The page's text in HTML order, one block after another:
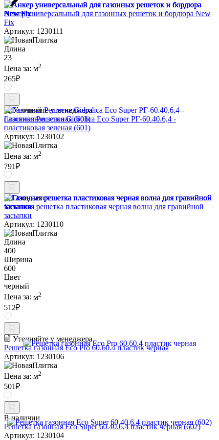
Анкер универсальный для газонных решеток и бордюра New
Fix
Артикул: 1230111
Длина
23
Цена за: м2
265₽
Уточняйте у менеджера
Газонная Решетка Gidrolica Eco Super РГ-60.40.6,4 -
пластиковая зеленая (601)
Артикул: 1230102
Цена за: м2
791₽
Ожидается
Газонная решетка пластиковая черная волна для гравийной
засыпки
Артикул: 1230110
Длина
400
Ширина
600
Цвет
черный
Цена за: м2
512₽
Уточняйте у менеджера
Решетка газонная Eco Pro 60.60.4 пластик черная
Артикул: 1230106
Цена за: м2
501₽
В наличии
Решетка газонная Eco Super 60.40.6,4 пластик черная (602)
Артикул: 1230104